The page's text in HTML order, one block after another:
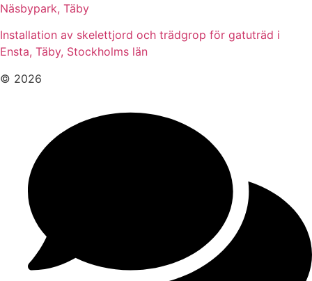
Näsbypark, Täby
Installation av skelettjord och trädgrop för gatuträd i
Ensta, Täby, Stockholms län
© 2026